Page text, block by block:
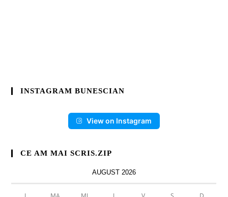
INSTAGRAM BUNESCIAN
View on Instagram
CE AM MAI SCRIS.ZIP
AUGUST 2026